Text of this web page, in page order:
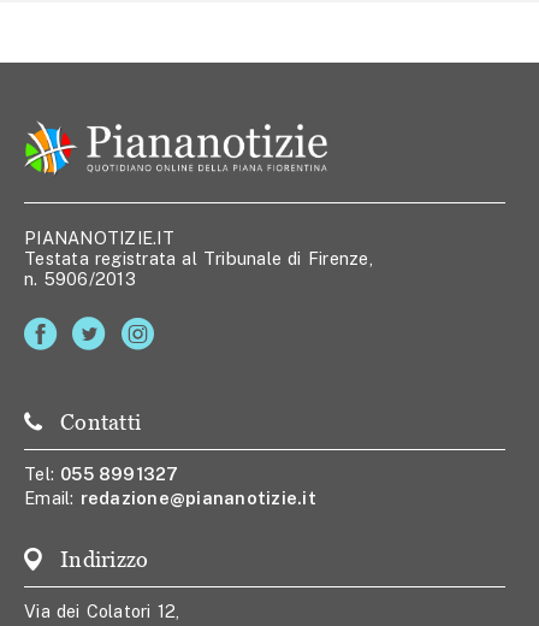
PIANANOTIZIE.IT
Testata registrata al Tribunale di Firenze,
n. 5906/2013
Contatti
Tel: 055 8991327
Email: redazione@piananotizie.it
Indirizzo
Via dei Colatori 12,